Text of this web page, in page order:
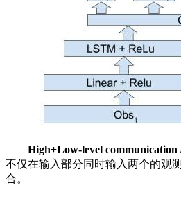
High+Low-level
不仅在输入部分同时输入两个的观
合。